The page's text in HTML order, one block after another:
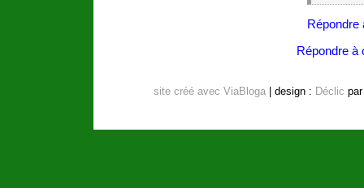
Répondre
Répondre à
site créé avec ViaBloga | design : Déclic